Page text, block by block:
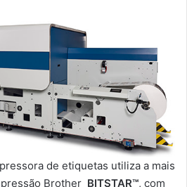
de etiquetas utiliza a mais
Brother BITSTAR™, com